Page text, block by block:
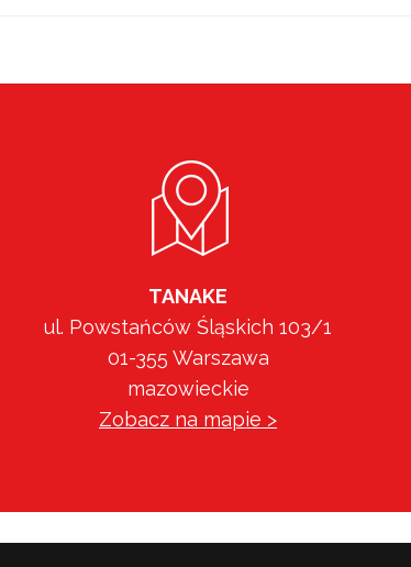
TANAKE
ul. Powstańców Śląskich 103/1
01-355 Warszawa
mazowieckie
Zobacz na mapie >